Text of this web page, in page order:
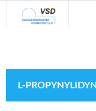
Veranstaltungen
L-